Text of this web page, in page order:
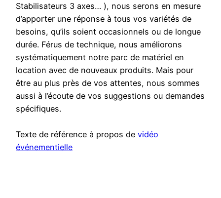
Stabilisateurs 3 axes… ), nous serons en mesure
d’apporter une réponse à tous vos variétés de
besoins, qu’ils soient occasionnels ou de longue
durée. Férus de technique, nous améliorons
systématiquement notre parc de matériel en
location avec de nouveaux produits. Mais pour
être au plus près de vos attentes, nous sommes
aussi à l’écoute de vos suggestions ou demandes
spécifiques.
Texte de référence à propos de vidéo
événementielle